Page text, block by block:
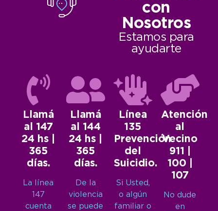
con
Nosotros
Estamos para
ayudarte
Llamá
al 147
24 hs |
365
días.
La línea
147
cuenta
Llamá
al 144
24 hs |
365
días.
De la
violencia
se puede
Línea
135
Prevención
del
Suicidio.
Si Usted,
o algún
familiar o
Atención
al
Vecino
911 |
100 |
107
No dude
en